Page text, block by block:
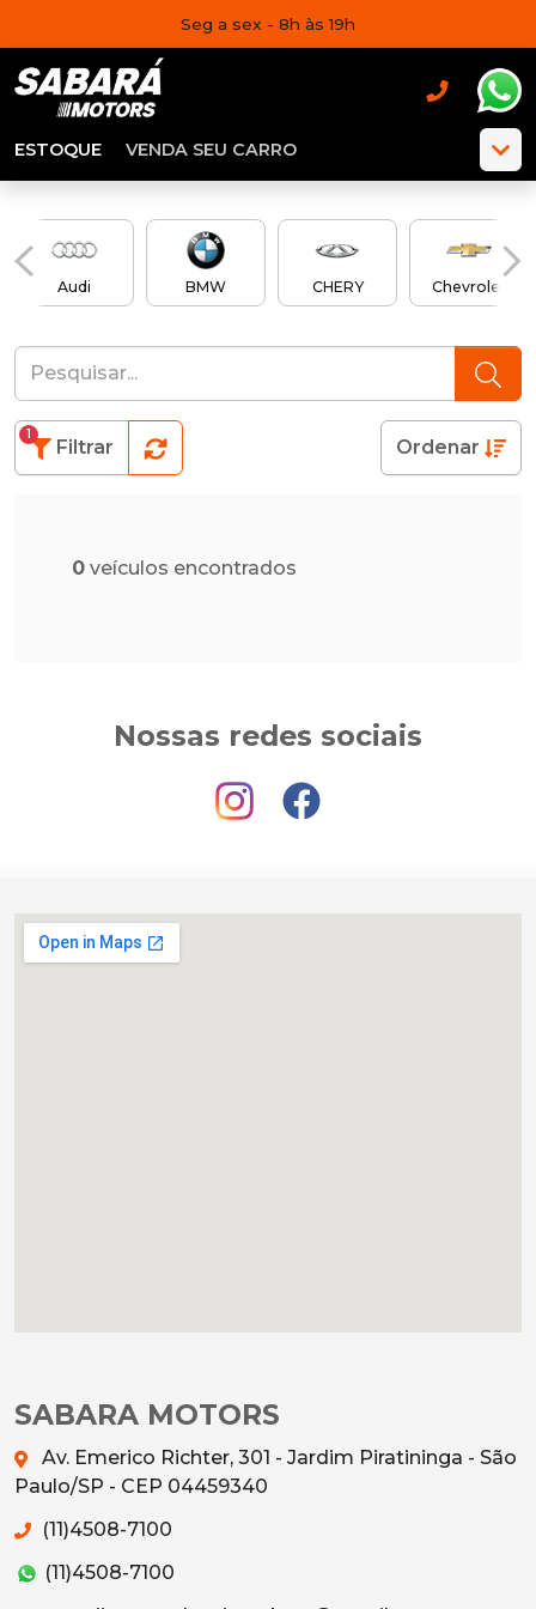
Seg a sex - 8h às 19h
ESTOQUE VENDA SEU CARRO
Audi BMW CHERY Chevrolet
Filtrar
1
Ordenar
0 veículos encontrados
Nossas redes sociais
SABARA MOTORS
Av. Emerico Richter, 301 - Jardim Piratininga - São
Paulo/SP - CEP 04459340
(11)4508-7100
(11)4508-7100